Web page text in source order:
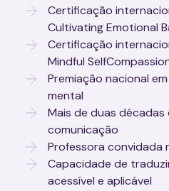
Certificação
Cultivating Emotional
Certificação
Mindful
Premiação nacional
mental
Mais de duas décadas
comunicação
Professora convidada
Capacidade de
acessível e aplicável